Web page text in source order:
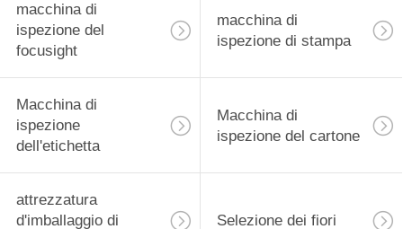
macchina di
ispezione del
focusight
macchina di
ispezione di stampa
Macchina di
ispezione
dell'etichetta
Macchina di
ispezione del cartone
attrezzatura
d'imballaggio di
Selezione dei fiori